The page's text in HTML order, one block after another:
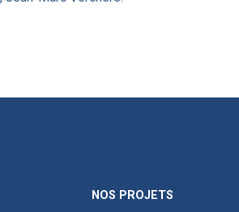
NOS PROJETS